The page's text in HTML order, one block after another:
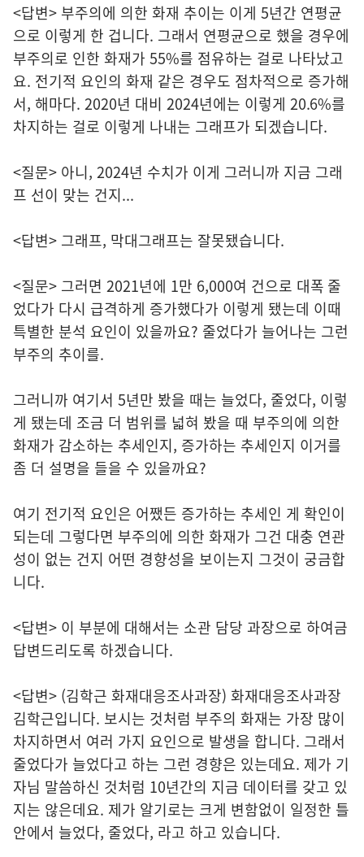
<답변> 부주의에 의한 화재 추이는 이게 5년간 연평균
으로 이렇게 한 겁니다. 그래서 연평균으로 했을 경우에
부주의로 인한 화재가 55%를 점유하는 걸로 나타났고
요. 전기적 요인의 화재 같은 경우도 점차적으로 증가해
서, 해마다. 2020년 대비 2024년에는 이렇게 20.6%를
차지하는 걸로 이렇게 나내는 그래프가 되겠습니다.
<질문> 아니, 2024년 수치가 이게 그러니까 지금 그래
프 선이 맞는 건지...
<답변> 그래프, 막대그래프는 잘못됐습니다.
<질문> 그러면 2021년에 1만 6,000여 건으로 대폭 줄
었다가 다시 급격하게 증가했다가 이렇게 됐는데 이때
특별한 분석 요인이 있을까요? 줄었다가 늘어나는 그런
부주의 추이를.
그러니까 여기서 5년만 봤을 때는 늘었다, 줄었다, 이렇
게 됐는데 조금 더 범위를 넓혀 봤을 때 부주의에 의한
화재가 감소하는 추세인지, 증가하는 추세인지 이거를
좀 더 설명을 들을 수 있을까요?
여기 전기적 요인은 어쨌든 증가하는 추세인 게 확인이
되는데 그렇다면 부주의에 의한 화재가 그건 대충 연관
성이 없는 건지 어떤 경향성을 보이는지 그것이 궁금합
니다.
<답변> 이 부분에 대해서는 소관 담당 과장으로 하여금
답변드리도록 하겠습니다.
<답변> (김학근 화재대응조사과장) 화재대응조사과장
김학근입니다. 보시는 것처럼 부주의 화재는 가장 많이
차지하면서 여러 가지 요인으로 발생을 합니다. 그래서
줄었다가 늘었다고 하는 그런 경향은 있는데요. 제가 기
자님 말씀하신 것처럼 10년간의 지금 데이터를 갖고 있
지는 않은데요. 제가 알기로는 크게 변함없이 일정한 틀
안에서 늘었다, 줄었다, 라고 하고 있습니다.